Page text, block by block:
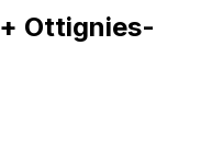
+ Ottignies-